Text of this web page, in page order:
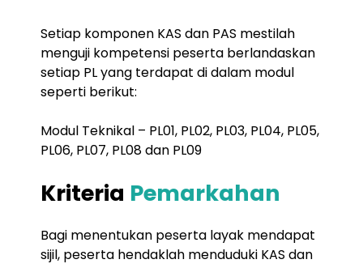
Setiap komponen KAS dan PAS mestilah
menguji kompetensi peserta berlandaskan
setiap PL yang terdapat di dalam modul
seperti berikut:
Modul Teknikal – PL01, PL02, PL03, PL04, PL05,
PL06, PL07, PL08 dan PL09
Kriteria Pemarkahan
Bagi menentukan peserta layak mendapat
sijil, peserta hendaklah menduduki KAS dan